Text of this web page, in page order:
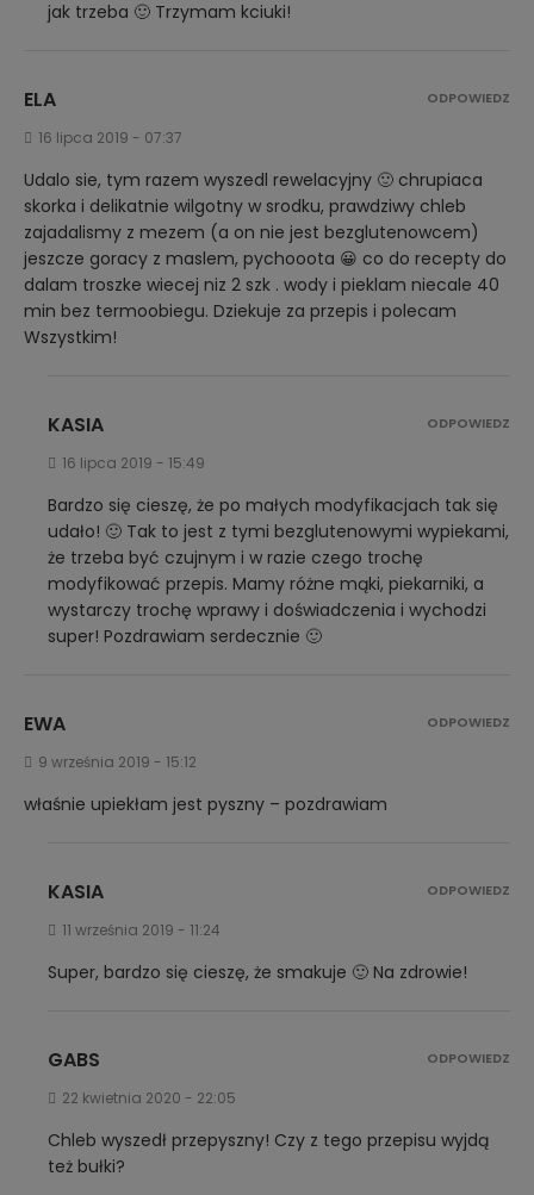
jak trzeba 🙂 Trzymam kciuki!
ELA
16 lipca 2019 - 07:37
Udalo sie, tym razem wyszedl rewelacyjny 🙂 chrupiaca
skorka i delikatnie wilgotny w srodku, prawdziwy chleb
zajadalismy z mezem (a on nie jest bezglutenowcem)
jeszcze goracy z maslem, pychooota 😀 co do recepty do
dalam troszke wiecej niz 2 szk . wody i pieklam niecale 40
min bez termoobiegu. Dziekuje za przepis i polecam
Wszystkim!
ODPOWIEDZ
KASIA
16 lipca 2019 - 15:49
Bardzo się cieszę, że po małych modyfikacjach tak się
udało! 🙂 Tak to jest z tymi bezglutenowymi wypiekami,
że trzeba być czujnym i w razie czego trochę
modyfikować przepis. Mamy różne mąki, piekarniki, a
wystarczy trochę wprawy i doświadczenia i wychodzi
super! Pozdrawiam serdecznie 🙂
ODPOWIEDZ
EWA
9 września 2019 - 15:12
właśnie upiekłam jest pyszny – pozdrawiam
ODPOWIEDZ
KASIA
11 września 2019 - 11:24
Super, bardzo się cieszę, że smakuje 🙂 Na zdrowie!
ODPOWIEDZ
GABS
22 kwietnia 2020 - 22:05
Chleb wyszedł przepyszny! Czy z tego przepisu wyjdą
też bułki?
ODPOWIEDZ